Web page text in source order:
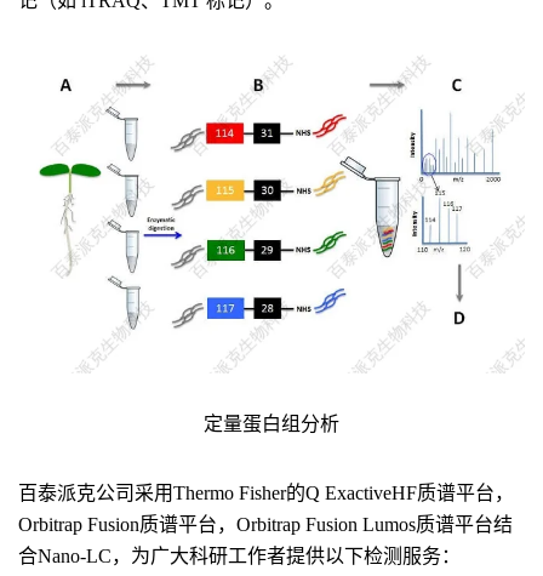
定量蛋白组分析
百泰派克公司采用Thermo Fisher的Q ExactiveHF质谱平台，
Orbitrap Fusion质谱平台，Orbitrap Fusion Lumos质谱平台结
合Nano-LC，为广大科研工作者提供以下检测服务：